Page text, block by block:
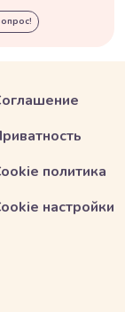
политика
настройки